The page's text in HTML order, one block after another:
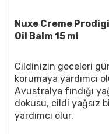
Nuxe Creme
Oil Balm 15 ml
Cildinizin geceleri
korumaya yardımcı
Avustralya fındığı
dokusu, cildi yağsız
yardımcı olur.